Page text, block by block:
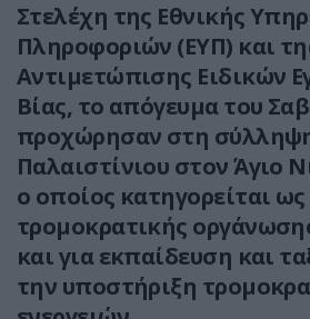
Στελέχη της Εθνικής
Πληροφοριών (ΕΥΠ) και
Αντιμετώπισης Ειδικών
Βίας, το απόγευμα του
προχώρησαν στη
Παλαιστίνιου στον Άγιο
ο οποίος κατηγορείται
τρομοκρατικής
και για εκπαίδευση και
την υποστήριξη